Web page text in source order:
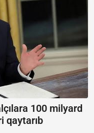
100 milyard
qaytarıb